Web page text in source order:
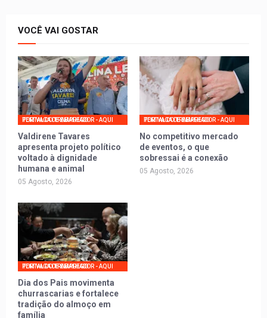
VOCÊ VAI GOSTAR
PORTAL DO TRABALHADOR - AQUI TEM VAGA DE EMPREGO
Valdirene Tavares
apresenta projeto político
voltado à dignidade
humana e animal
05 Agosto, 2026
PORTAL DO TRABALHADOR - AQUI TEM VAGA DE EMPREGO
No competitivo mercado
de eventos, o que
sobressai é a conexão
05 Agosto, 2026
PORTAL DO TRABALHADOR - AQUI TEM VAGA DE EMPREGO
Dia dos Pais movimenta
churrascarias e fortalece
tradição do almoço em
família